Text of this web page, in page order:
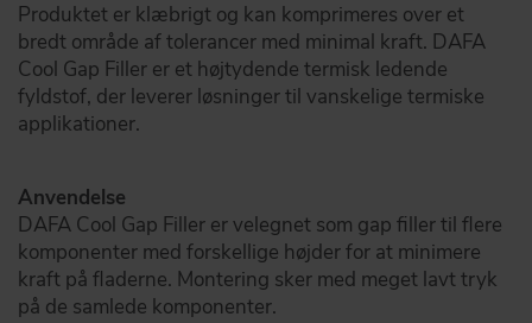
Produktet er klæbrigt og kan komprimeres over et
bredt område af tolerancer med minimal kraft. DAFA
Cool Gap Filler er et højtydende termisk ledende
fyldstof, der leverer løsninger til vanskelige termiske
applikationer.
Anvendelse
DAFA Cool Gap Filler er velegnet som gap filler til flere
komponenter med forskellige højder for at minimere
kraft på fladerne. Montering sker med meget lavt tryk
på de samlede komponenter.